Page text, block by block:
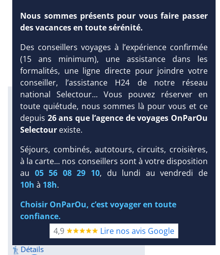
DEMANDE
D’INFORMATIONS
RÉSERVATION
Infos météo :
29 °C
160 mm
29 °C
Infos plages :
Dist.
< 100 m
Long.
Longueur
750 m
13 m
Équipement :
87
Tx
Détails
Plongée sous-marine :
Excursions :
Détails
Nous sommes présents pour vous faire passer
des vacances en toute sérénité.
Des conseillers voyages à l’expérience confirmée
(15 ans minimum), une assistance dans les
formalités, une ligne directe pour joindre votre
conseiller, l’assistance H24 de notre réseau
national Selectour... Vous pouvez réserver en
toute quiétude, nous sommes là pour vous et ce
depuis 26 ans que l’agence de voyages OnParOu
Selectour existe.
Séjours, combinés, autotours, circuits, croisières,
à la carte... nos conseillers sont à votre disposition
au 05 56 08 29 10, du lundi au vendredi de
10h à 18h.
Choisir OnParOu, c’est voyager en toute
confiance.
4,9
Lire nos avis Google